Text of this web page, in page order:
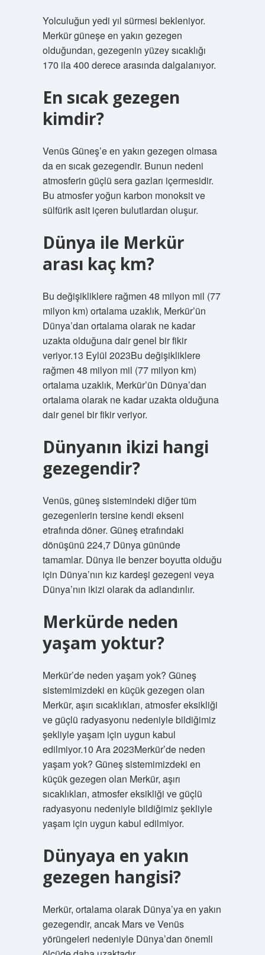
Yolculuğun yedi yıl sürmesi bekleniyor.
Merkür güneşe en yakın gezegen
olduğundan, gezegenin yüzey sıcaklığı
170 ila 400 derece arasında dalgalanıyor.
En sıcak gezegen
kimdir?
Venüs Güneş’e en yakın gezegen olmasa
da en sıcak gezegendir. Bunun nedeni
atmosferin güçlü sera gazları içermesidir.
Bu atmosfer yoğun karbon monoksit ve
sülfürik asit içeren bulutlardan oluşur.
Dünya ile Merkür
arası kaç km?
Bu değişikliklere rağmen 48 milyon mil (77
milyon km) ortalama uzaklık, Merkür’ün
Dünya’dan ortalama olarak ne kadar
uzakta olduğuna dair genel bir fikir
veriyor.13 Eylül 2023Bu değişikliklere
rağmen 48 milyon mil (77 milyon km)
ortalama uzaklık, Merkür’ün Dünya’dan
ortalama olarak ne kadar uzakta olduğuna
dair genel bir fikir veriyor.
Dünyanın ikizi hangi
gezegendir?
Venüs, güneş sistemindeki diğer tüm
gezegenlerin tersine kendi ekseni
etrafında döner. Güneş etrafındaki
dönüşünü 224,7 Dünya gününde
tamamlar. Dünya ile benzer boyutta olduğu
için Dünya’nın kız kardeşi gezegeni veya
Dünya’nın ikizi olarak da adlandırılır.
Merkürde neden
yaşam yoktur?
Merkür’de neden yaşam yok? Güneş
sistemimizdeki en küçük gezegen olan
Merkür, aşırı sıcaklıkları, atmosfer eksikliği
ve güçlü radyasyonu nedeniyle bildiğimiz
şekliyle yaşam için uygun kabul
edilmiyor.10 Ara 2023Merkür’de neden
yaşam yok? Güneş sistemimizdeki en
küçük gezegen olan Merkür, aşırı
sıcaklıkları, atmosfer eksikliği ve güçlü
radyasyonu nedeniyle bildiğimiz şekliyle
yaşam için uygun kabul edilmiyor.
Dünyaya en yakın
gezegen hangisi?
Merkür, ortalama olarak Dünya’ya en yakın
gezegendir, ancak Mars ve Venüs
yörüngeleri nedeniyle Dünya’dan önemli